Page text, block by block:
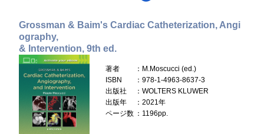
Grossman & Baim's Cardiac Catheterization, Angi
ography,
& Intervention, 9th ed.
著者
：M.Moscucci (ed.)
ISBN
：978-1-4963-8637-3
出版社
：WOLTERS KLUWER
出版年
：2021年
ページ数 ：1196pp.